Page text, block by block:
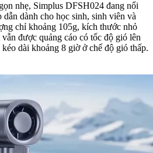
nhẹ, Simplus DFSH024 đang nổi
dành cho học sinh, sinh viên và
chỉ khoảng 105g, kích thước nhỏ
được quảng cáo có tốc độ gió lên
dài khoảng 8 giờ ở chế độ gió thấp.